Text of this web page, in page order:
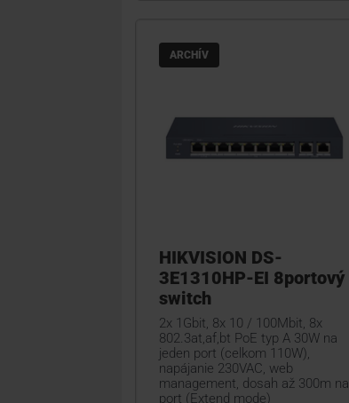
ARCHÍV
HIKVISION DS-
3E1310HP-EI 8portový
switch
2x 1Gbit, 8x 10 / 100Mbit, 8x
802.3at,af,bt PoE typ A 30W na
jeden port (celkom 110W),
napájanie 230VAC, web
management, dosah až 300m na
port (Extend mode)